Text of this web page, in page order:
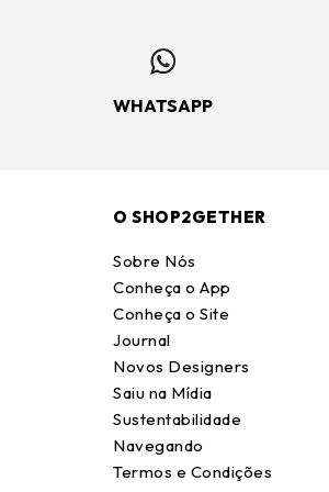
WHATSAPP
O SHOP2GETHER
Sobre Nós
Conheça o App
Conheça o Site
Journal
Novos Designers
Saiu na Mídia
Sustentabilidade
Navegando
Termos e Condições